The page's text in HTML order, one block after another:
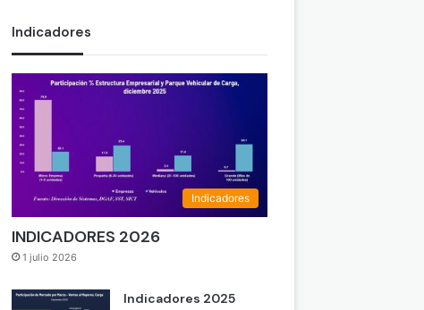
Indicadores
Indicadores
INDICADORES 2026
1 julio 2026
Indicadores 2025